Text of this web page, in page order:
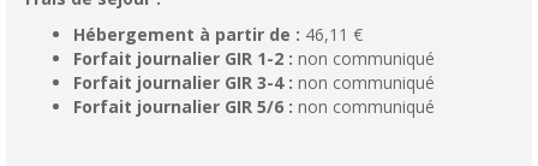
Hébergement à partir de : 46,11 €
Forfait journalier GIR 1-2 : non communiqué
Forfait journalier GIR 3-4 : non communiqué
Forfait journalier GIR 5/6 : non communiqué